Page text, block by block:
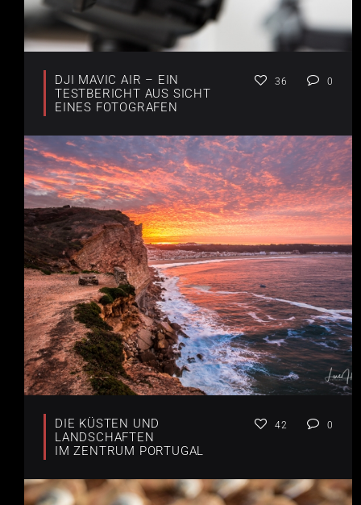
DJI MAVIC AIR – EIN
TESTBERICHT AUS SICHT
EINES FOTOGRAFEN
36 0
DIE KÜSTEN UND
LANDSCHAFTEN
IM ZENTRUM PORTUGAL
42 0